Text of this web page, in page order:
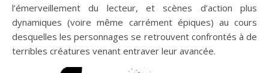
l’émerveillement du lecteur, et scènes d’action plus
dynamiques (voire même carrément épiques) au cours
desquelles les personnages se retrouvent confrontés à de
terribles créatures venant entraver leur avancée.